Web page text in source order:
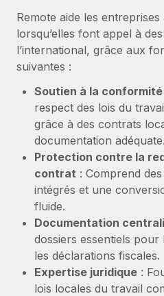
Gardez un temps d’avance
matière de conformité
Gestion des appareils
dans le monde entier
Création d’entité
Établissez des entités
conformité
Mobilité et
Organisez facilement le
employés
Avantages sociaux
Gérez facilement les
Paie multipays
EOR et PEO
Taxes
Explorer le blog
Mises à jour des produits
Intégrations Gusto et
freelances Plus
Remote a toujours pour
toute taille à embaucher, gérer
Remote aide les
lorsqu’elles font appel à
l’international, grâce aux
suivantes :
Soutien à la
respect des lois du
grâce à des contrats
documentation adéquate.
Protection contre la
contrat : Comprend
intégrés et une
fluide.
Documentation
dossiers essentiels pour
les déclarations fiscales.
Expertise juridique :
lois locales du travail